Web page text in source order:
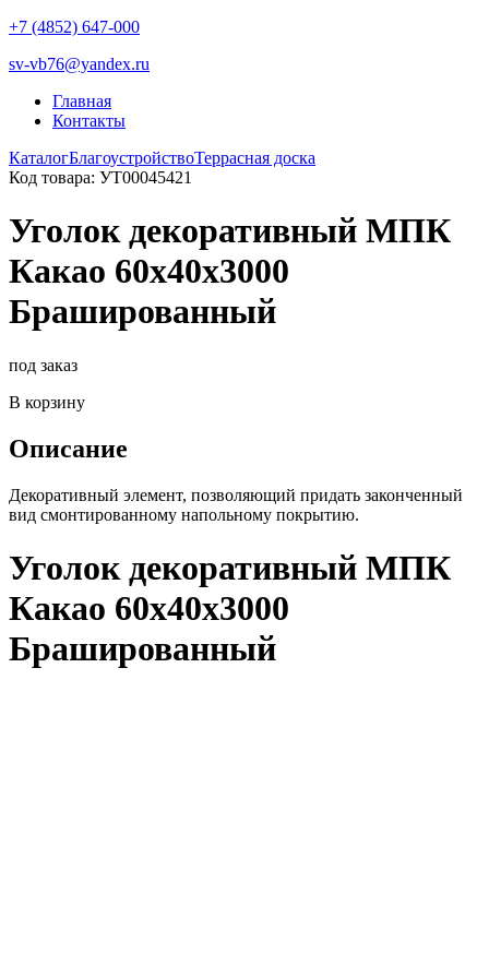
+7 (4852) 647-000
sv-vb76@yandex.ru
Главная
Контакты
КаталогБлагоустройствоТеррасная доска
Код товара: УТ00045421
Уголок декоративный МПК
Какао 60х40х3000
Брашированный
под заказ
В корзину
Описание
Декоративный элемент, позволяющий придать законченный
вид смонтированному напольному покрытию.
Уголок декоративный МПК
Какао 60х40х3000
Брашированный